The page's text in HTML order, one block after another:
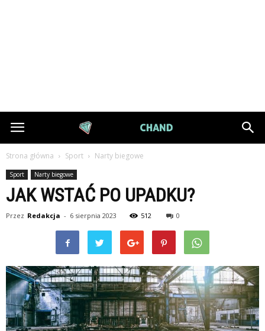
DiamondChand.pl
Strona główna Sport Narty biegowe
Sport Narty biegowe
JAK WSTAĆ PO UPADKU?
Przez Redakcja - 6 sierpnia 2023 512 0